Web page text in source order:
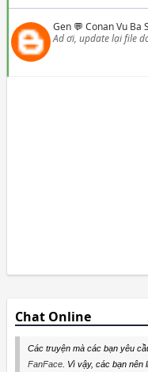
Gen💬 Conan Vu Ba
Ad ơi, update lại file
Chat Online
Các truyện mà các bạn yêu
FanFace. Vì vậy, các bạn nên